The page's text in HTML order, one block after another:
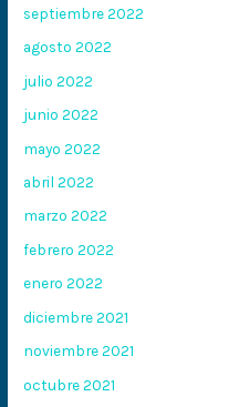
septiembre 2022
agosto 2022
julio 2022
junio 2022
mayo 2022
abril 2022
marzo 2022
febrero 2022
enero 2022
diciembre 2021
noviembre 2021
octubre 2021